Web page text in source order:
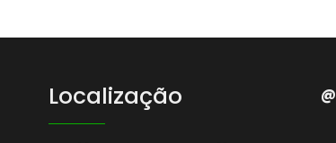
Localização